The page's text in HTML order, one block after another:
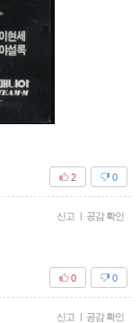
0
2
신고 | 공감 확인
0
0
신고 | 공감 확인